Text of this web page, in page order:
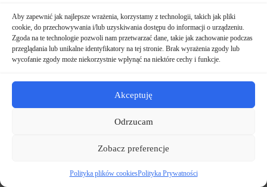
Aby zapewnić jak najlepsze wrażenia, korzystamy z technologii, takich jak pliki
cookie, do przechowywania i/lub uzyskiwania dostępu do informacji o urządzeniu.
Zgoda na te technologie pozwoli nam przetwarzać dane, takie jak zachowanie podczas
przeglądania lub unikalne identyfikatory na tej stronie. Brak wyrażenia zgody lub
wycofanie zgody może niekorzystnie wpłynąć na niektóre cechy i funkcje.
Akceptuję
Odrzucam
Zobacz preferencje
Polityka plików cookiesPolityka Prywatności